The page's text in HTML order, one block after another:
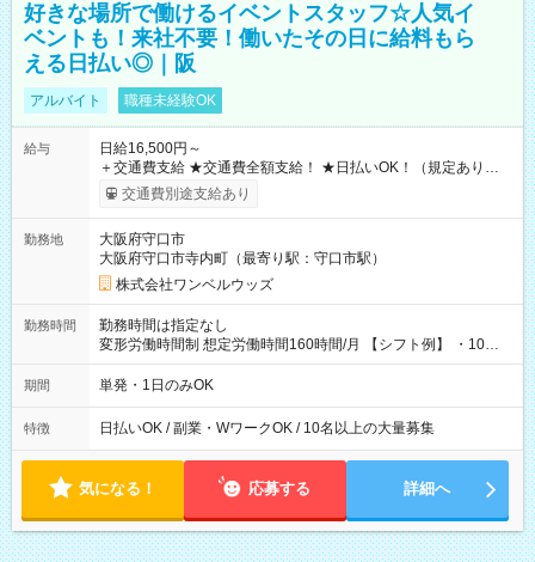
好きな場所で働けるイベントスタッフ☆人気イ
ベントも！来社不要！働いたその日に給料もら
える日払い◎｜阪
アルバイト 職種未経験OK
給与
日給16,500円～
＋交通費支給 ★交通費全額支給！ ★日払いOK！（規定あり） ┗
働いたその日に現金GET♪ お仕事後はコンビニATMから 日払
交通費別途支給あり
勤務地
大阪府守口市
大阪府守口市寺内町（最寄り駅：守口市駅）
株式会社ワンベルウッズ
勤務時間
勤務時間は指定なし
変形労働時間制 想定労働時間160時間/月 【シフト例】 ・10：
00～20：00
期間 単発・1日のみOK
特徴 日払いOK / 副業・WワークOK / 10名以上の大量募集
気になる！ 応募する 詳細へ